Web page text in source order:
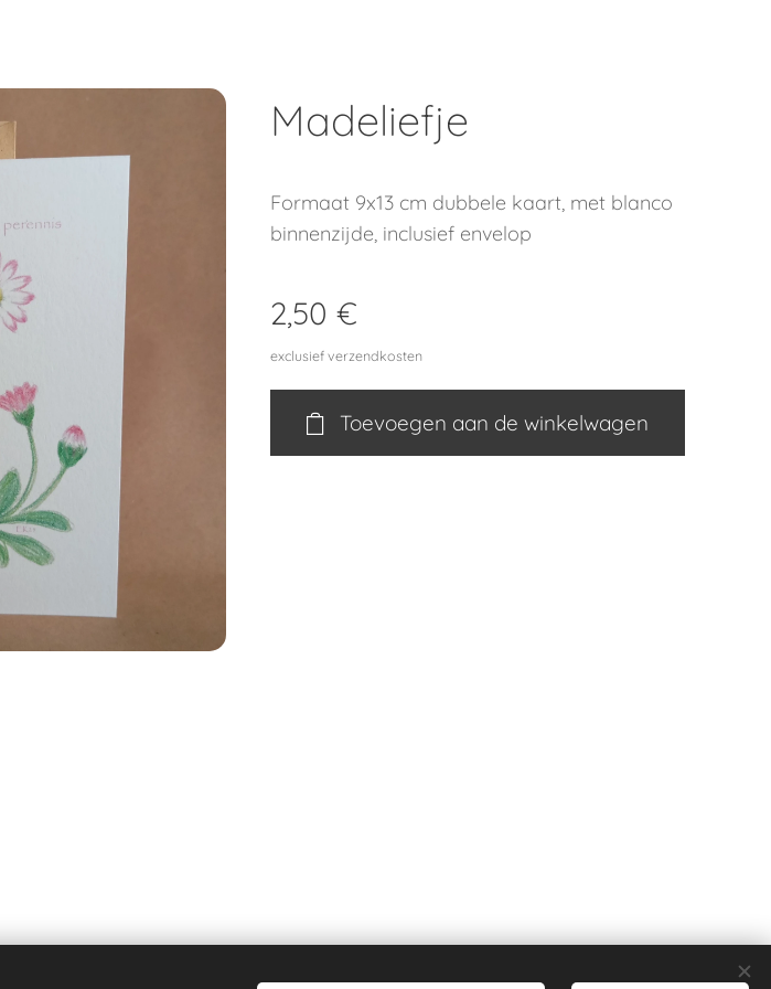
Madeliefje
Formaat 9x13 cm dubbele kaart, met blanco
binnenzijde, inclusief envelop
2,50 €
exclusief verzendkosten
Toevoegen aan de winkelwagen